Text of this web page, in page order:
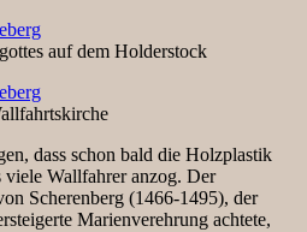
auf dem Holderstock
dass schon bald die Holzplastik
Wallfahrer anzog. Der
Scherenberg (1466-1495), der
Marienverehrung achtete,